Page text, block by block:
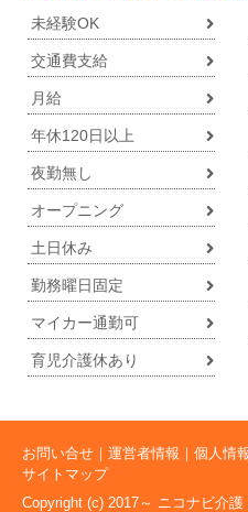
未経験OK
交通費支給
月給
年休120日以上
夜勤無し
オープニング
土日休み
勤務曜日固定
マイカー通勤可
育児介護休あり
お問い合せ 運営者情報 個人情
サイトマップ
Copyright (c) 2017～ ニコナビ介